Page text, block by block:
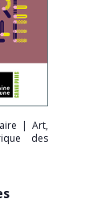
| Art,
des